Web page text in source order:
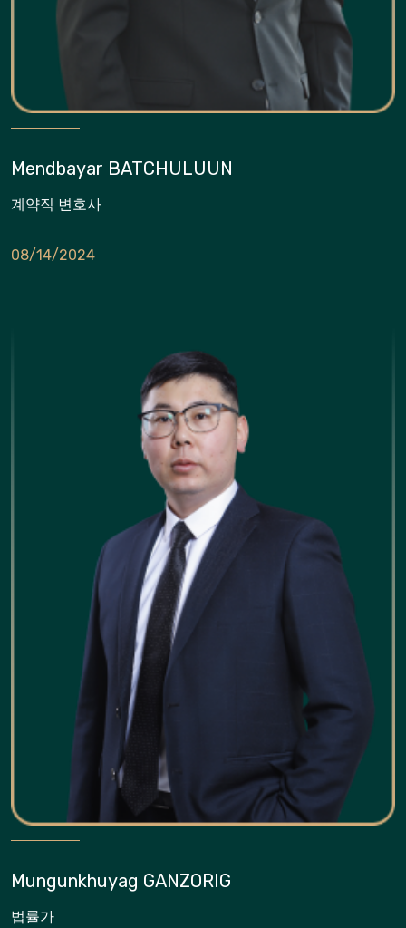
Mendbayar BATCHULUUN
계약직 변호사
08/14/2024
Mungunkhuyag GANZORIG
법률가